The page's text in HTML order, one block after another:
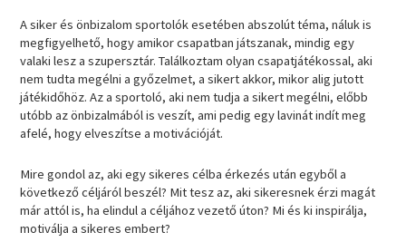
A siker és önbizalom sportolók esetében abszolút téma, náluk is
megfigyelhető, hogy amikor csapatban játszanak, mindig egy
valaki lesz a szupersztár. Találkoztam olyan csapatjátékossal, aki
nem tudta megélni a győzelmet, a sikert akkor, mikor alig jutott
játékidőhöz. Az a sportoló, aki nem tudja a sikert megélni, előbb
utóbb az önbizalmából is veszít, ami pedig egy lavinát indít meg
afelé, hogy elveszítse a motivációját.
Mire gondol az, aki egy sikeres célba érkezés után egyből a
következő céljáról beszél? Mit tesz az, aki sikeresnek érzi magát
már attól is, ha elindul a céljához vezető úton? Mi és ki inspirálja,
motiválja a sikeres embert?